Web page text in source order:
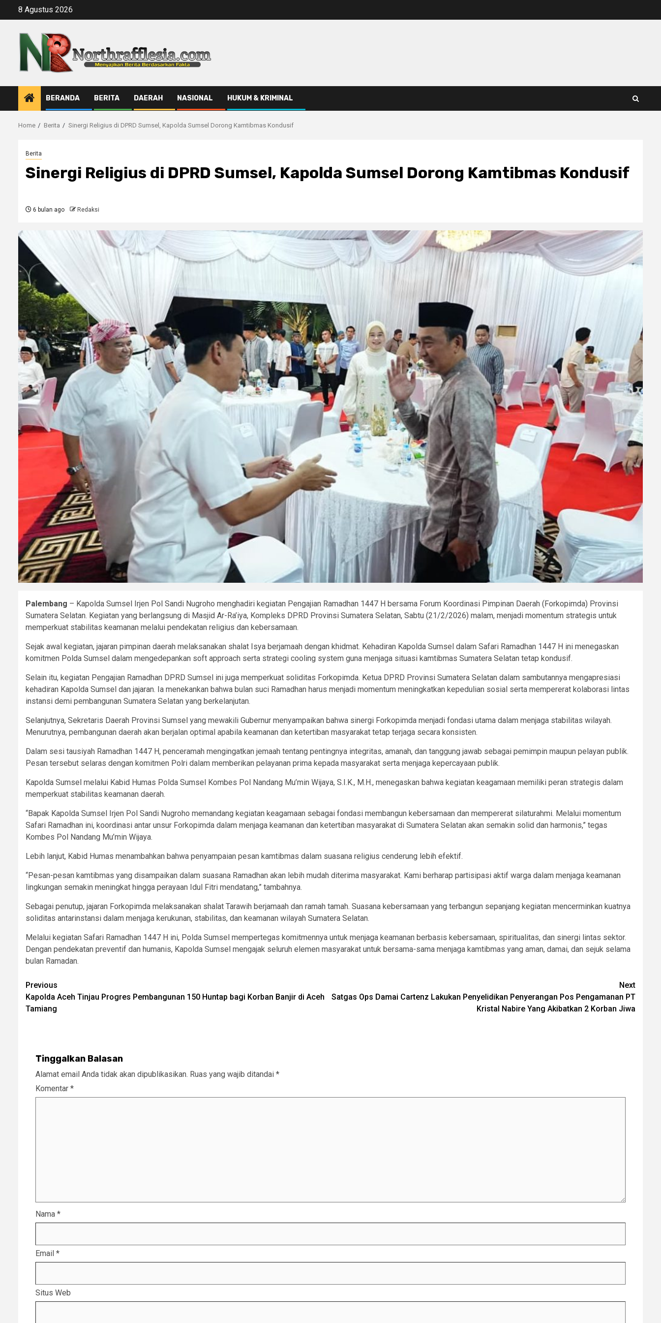
8 Agustus 2026
BERANDA BERITA DAERAH NASIONAL HUKUM & KRIMINAL
Home Berita Sinergi Religius di DPRD Sumsel, Kapolda Sumsel Dorong Kamtibmas Kondusif
Berita
Sinergi Religius di DPRD Sumsel, Kapolda Sumsel Dorong Kamtibmas Kondusif
6 bulan ago Redaksi
Palembang – Kapolda Sumsel Irjen Pol Sandi Nugroho menghadiri kegiatan Pengajian Ramadhan 1447 H bersama Forum Koordinasi Pimpinan Daerah (Forkopimda) Provinsi
Sumatera Selatan. Kegiatan yang berlangsung di Masjid Ar-Ra’iya, Kompleks DPRD Provinsi Sumatera Selatan, Sabtu (21/2/2026) malam, menjadi momentum strategis untuk
memperkuat stabilitas keamanan melalui pendekatan religius dan kebersamaan.
Sejak awal kegiatan, jajaran pimpinan daerah melaksanakan shalat Isya berjamaah dengan khidmat. Kehadiran Kapolda Sumsel dalam Safari Ramadhan 1447 H ini menegaskan
komitmen Polda Sumsel dalam mengedepankan soft approach serta strategi cooling system guna menjaga situasi kamtibmas Sumatera Selatan tetap kondusif.
Selain itu, kegiatan Pengajian Ramadhan DPRD Sumsel ini juga memperkuat soliditas Forkopimda. Ketua DPRD Provinsi Sumatera Selatan dalam sambutannya mengapresiasi
kehadiran Kapolda Sumsel dan jajaran. Ia menekankan bahwa bulan suci Ramadhan harus menjadi momentum meningkatkan kepedulian sosial serta mempererat kolaborasi lintas
instansi demi pembangunan Sumatera Selatan yang berkelanjutan.
Selanjutnya, Sekretaris Daerah Provinsi Sumsel yang mewakili Gubernur menyampaikan bahwa sinergi Forkopimda menjadi fondasi utama dalam menjaga stabilitas wilayah.
Menurutnya, pembangunan daerah akan berjalan optimal apabila keamanan dan ketertiban masyarakat tetap terjaga secara konsisten.
Dalam sesi tausiyah Ramadhan 1447 H, penceramah mengingatkan jemaah tentang pentingnya integritas, amanah, dan tanggung jawab sebagai pemimpin maupun pelayan publik.
Pesan tersebut selaras dengan komitmen Polri dalam memberikan pelayanan prima kepada masyarakat serta menjaga kepercayaan publik.
Kapolda Sumsel melalui Kabid Humas Polda Sumsel Kombes Pol Nandang Mu’min Wijaya, S.I.K., M.H., menegaskan bahwa kegiatan keagamaan memiliki peran strategis dalam
memperkuat stabilitas keamanan daerah.
“Bapak Kapolda Sumsel Irjen Pol Sandi Nugroho memandang kegiatan keagamaan sebagai fondasi membangun kebersamaan dan mempererat silaturahmi. Melalui momentum
Safari Ramadhan ini, koordinasi antar unsur Forkopimda dalam menjaga keamanan dan ketertiban masyarakat di Sumatera Selatan akan semakin solid dan harmonis,” tegas
Kombes Pol Nandang Mu’min Wijaya.
Lebih lanjut, Kabid Humas menambahkan bahwa penyampaian pesan kamtibmas dalam suasana religius cenderung lebih efektif.
“Pesan-pesan kamtibmas yang disampaikan dalam suasana Ramadhan akan lebih mudah diterima masyarakat. Kami berharap partisipasi aktif warga dalam menjaga keamanan
lingkungan semakin meningkat hingga perayaan Idul Fitri mendatang,” tambahnya.
Sebagai penutup, jajaran Forkopimda melaksanakan shalat Tarawih berjamaah dan ramah tamah. Suasana kebersamaan yang terbangun sepanjang kegiatan mencerminkan kuatnya
soliditas antarinstansi dalam menjaga kerukunan, stabilitas, dan keamanan wilayah Sumatera Selatan.
Melalui kegiatan Safari Ramadhan 1447 H ini, Polda Sumsel mempertegas komitmennya untuk menjaga keamanan berbasis kebersamaan, spiritualitas, dan sinergi lintas sektor.
Dengan pendekatan preventif dan humanis, Kapolda Sumsel mengajak seluruh elemen masyarakat untuk bersama-sama menjaga kamtibmas yang aman, damai, dan sejuk selama
bulan Ramadan.
Post
navigation
Previous
Kapolda Aceh Tinjau Progres Pembangunan 150 Huntap bagi Korban Banjir di Aceh
Tamiang
Next
Satgas Ops Damai Cartenz Lakukan Penyelidikan Penyerangan Pos Pengamanan PT
Kristal Nabire Yang Akibatkan 2 Korban Jiwa
Tinggalkan Balasan
Alamat email Anda tidak akan dipublikasikan. Ruas yang wajib ditandai *
Komentar *
Nama *
Email *
Situs Web